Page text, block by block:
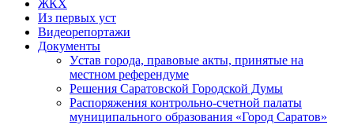
ЖКХ
Из пеpвых уст
Видеорепортажи
Документы
Уcтав города, правовые акты, принятые на
местном референдуме
Решения Саратовской Городской Думы
Распоряжения контрольно-счетной палаты
муниципального образования «Город Саратов»